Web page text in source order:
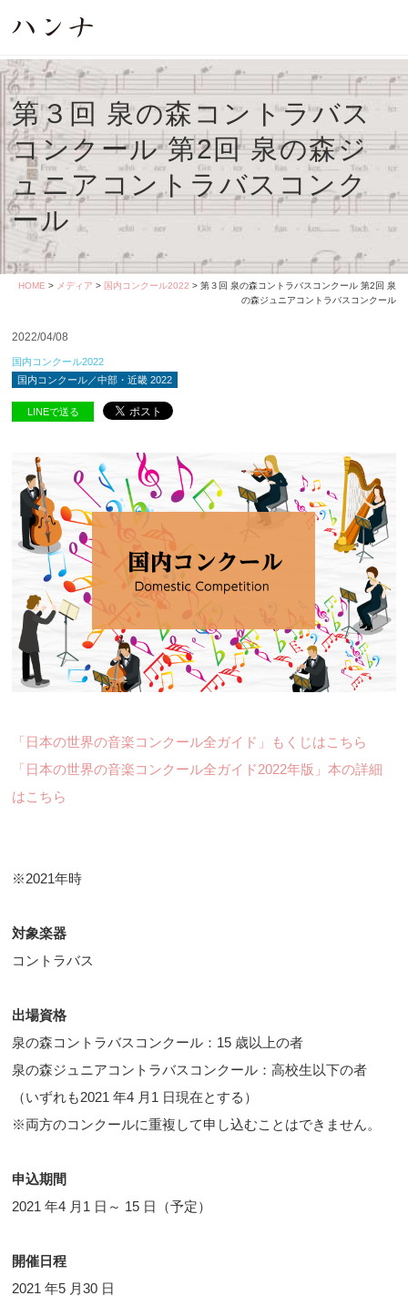
第３回 泉の森コントラバス
コンクール 第2回 泉の森ジ
ュニアコントラバスコンク
ール
HOME > メディア > 国内コンクール2022 > 第３回 泉の森コントラバスコンクール 第2回 泉
の森ジュニアコントラバスコンクール
2022/04/08
国内コンクール2022
国内コンクール／中部・近畿 2022
LINEで送る
「日本の世界の音楽コンクール全ガイド」もくじはこちら
「日本の世界の音楽コンクール全ガイド2022年版」本の詳細
はこちら
※2021年時
対象楽器
コントラバス
出場資格
泉の森コントラバスコンクール：15 歳以上の者
泉の森ジュニアコントラバスコンクール：高校生以下の者
（いずれも2021 年4 月1 日現在とする）
※両方のコンクールに重複して申し込むことはできません。
申込期間
2021 年4 月1 日～ 15 日（予定）
開催日程
2021 年5 月30 日